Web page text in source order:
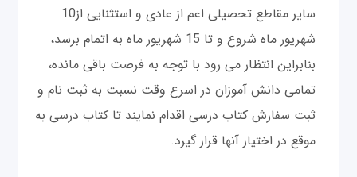
سایر مقاطع تحصیلی اعم از عادی و استثنایی از10
شهریور ماه شروع و تا 15 شهریور ماه به اتمام برسد،
بنابراین انتظار می رود با توجه به فرصت باقی مانده،
تمامی دانش آموزان در اسرع وقت نسبت به ثبت نام و
ثبت سفارش کتاب درسی اقدام نمایند تا کتاب درسی به
موقع در اختیار آنها قرار گیرد.